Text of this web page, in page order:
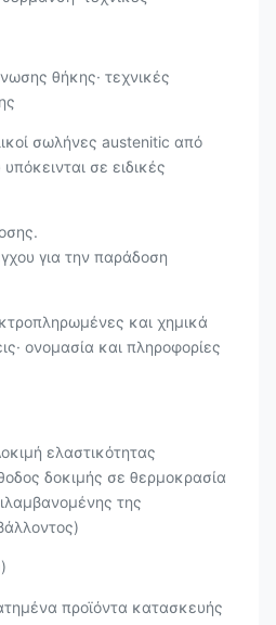
θήκης· τεχνικές
σωλήνες austenitic από
σε ειδικές
για την παράδοση
και χημικά
ονομασία και πληροφορίες
ελαστικότητας
δοκιμής σε θερμοκρασία
της
προϊόντα κατασκευής